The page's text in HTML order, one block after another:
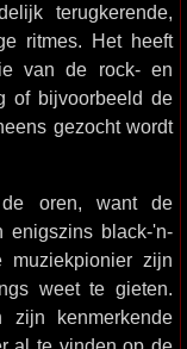
terugkerende,
ritmes. Het heeft
van de rock- en
of bijvoorbeeld de
gezocht wordt
oren, want de
enigszins black-'n-
zijn
weet te gieten.
kenmerkende